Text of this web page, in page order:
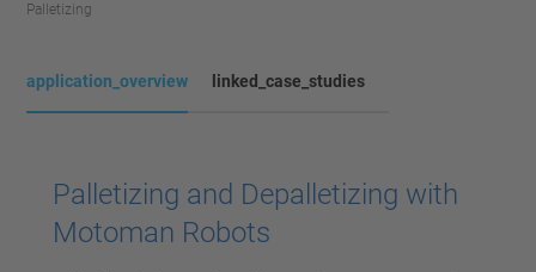
Palletizing
application_overview linked_case_studies
Palletizing and Depalletizing with
Motoman Robots